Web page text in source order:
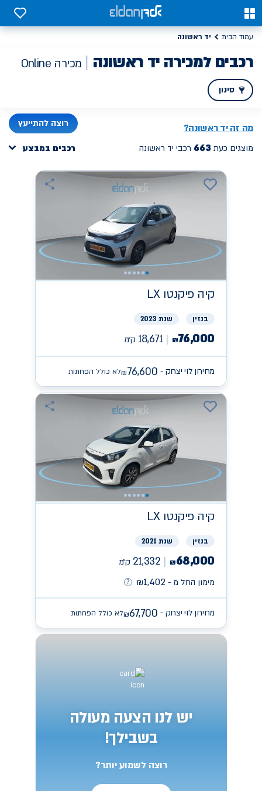
0
0
עמוד הבית יד ראשונה
רכבים למכירה יד ראשונה מכירה Online
סינון
מה זהיד ראשונה? רוצה להתייעץ
מוצגים כעת רכבי יד ראשונה רכבים במבצע
קיה פיקנטו LX
בנזין שנת 2023
₪76,000
18,671 ק״מ
מחירון לוי יצחק - ₪76,600 לא כולל הפחתות
קיה פיקנטו LX
בנזין שנת 2021
₪68,000
21,332 ק״מ
מימון החל מ -
₪1,402
מחירון לוי יצחק - ₪67,700 לא כולל הפחתות
יש לנו הצעה מעולה
בשבילך!
רוצה לשמוע יותר?
רכבים למכירה יד ראשונה | אלדן מכירת רכב ONLINE